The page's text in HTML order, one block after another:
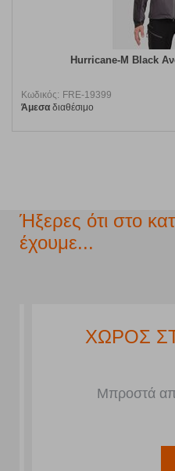
Hurricane-M Black
Κωδικός: FRE-19399
Άμεσα διαθέσιμο
Ήξερες ότι στο
έχουμε...
ΧΩΡΟΣ
Μπροστά από